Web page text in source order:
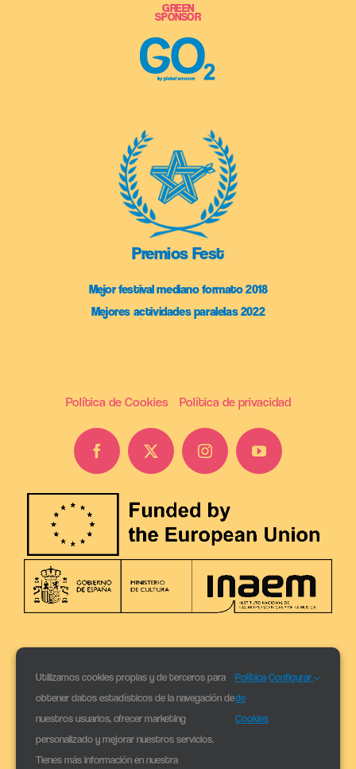
GREEN
SPONSOR
Premios Fest
Mejor festival mediano formato 2018
Mejores actividades paralelas 2022
Política de Cookies Política de privacidad
Utilizamos cookies propias y de terceros para
obtener datos estadísticos de la navegación de
nuestros usuarios, ofrecer marketing
personalizado y mejorar nuestros servicios.
Tienes más información en nuestra
Política
de
Cookies
Configurar